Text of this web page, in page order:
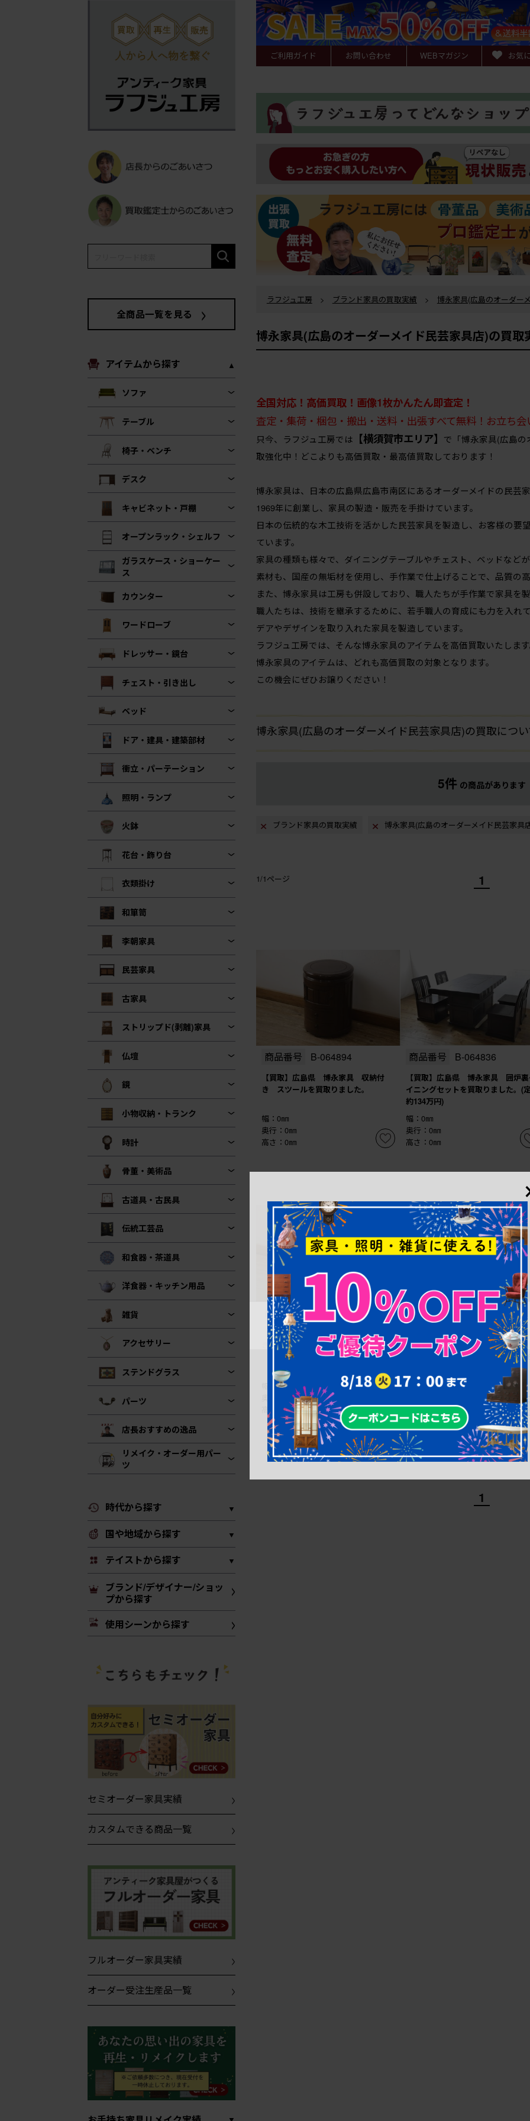
全商品一覧を見る
アイテムから探す
ソファ
テーブル
椅子・ベンチ
デスク
キャビネット・戸棚
オープンラック・シェルフ
ガラスケース・ショーケー
ス
カウンター
ワードローブ
ドレッサー・鏡台
チェスト・引き出し
ベッド
ドア・建具・建築部材
衝立・パーテーション
照明・ランプ
火鉢
花台・飾り台
衣類掛け
和箪笥
李朝家具
民芸家具
古家具
ストリップド(剥離)家具
仏壇
鏡
小物収納・トランク
時計
骨董・美術品
古道具・古民具
伝統工芸品
和食器・茶道具
洋食器・キッチン用品
雑貨
アクセサリー
ステンドグラス
パーツ
店長おすすめの逸品
リメイク・オーダー用パー
ツ
時代から探す
国や地域から探す
テイストから探す
ブランド/デザイナー/ショッ
プから探す
使用シーンから探す
セミオーダー家具実績
カスタムできる商品一覧
フルオーダー家具実績
オーダー受注生産品一覧
ご利用ガイド お問い合わせ WEBマガジン お気
ラフジュ工房 > ブランド家具の買取実績 > 博永家具(広島のオーダー
博永家具(広島のオーダーメイド民芸家具店)の買
全国対応！高価買取！画像1枚かんたん即査定！
査定・集荷・梱包・搬出・送料・出張すべて無料！お立ち
只今、ラフジュ工房では 【横須賀市エリア】 で「博永家具(広島
取強化中！どこよりも高価買取・最高値買取しております！
博永家具は、日本の広島県広島市南区にあるオーダーメイドの民芸家
1969年に創業し、家具の製造・販売を手掛けています。
日本の伝統的な木工技術を活かした民芸家具を製造し、お客様の要
ています。
家具の種類も様々で、ダイニングテーブルやチェスト、ベッドなどが
素材も、国産の無垢材を使用し、手作業で仕上げることで、品質の
また、博永家具は工房も併設しており、職人たちが手作業で家具を製
職人たちは、技術を継承するために、若手職人の育成にも力を入れ
デアやデザインを取り入れた家具を製造しています。
ラフジュ工房では、そんな博永家具のアイテムを高価買取いたします
博永家具のアイテムは、どれも高価買取の対象となります。
この機会にぜひお譲りください！
博永家具(広島のオーダーメイド民芸家具店)の買取につ
5件 の商品があります
ブランド家具の買取実績 博永家具(広島のオーダーメイド民芸家具
1/1ページ 1
商品番号 B-064894
【買取】広島県 博永家具 収納付
き スツールを買取りました。
幅：0㎜
奥行：0㎜
高さ：0㎜
商品番号 B-064836
【買取】広島県 博永家具 囲炉
イニングセットを買取りました。(
約134万円)
幅：0㎜
奥行：0㎜
高さ：0㎜
商品番号 B-062790
【買取】広島県 博永家具 収納付
き まる花台を買取りました。
幅：0㎜
奥行：0㎜
高さ：0㎜
商品番号 B-058497
【買取】博永家具(広島のオーダーメ
ド民芸家具店) 総欅(ケヤキ)材 五尺
水屋箪笥を買取りました。(定価約96
幅：0㎜
高さ：0㎜
1